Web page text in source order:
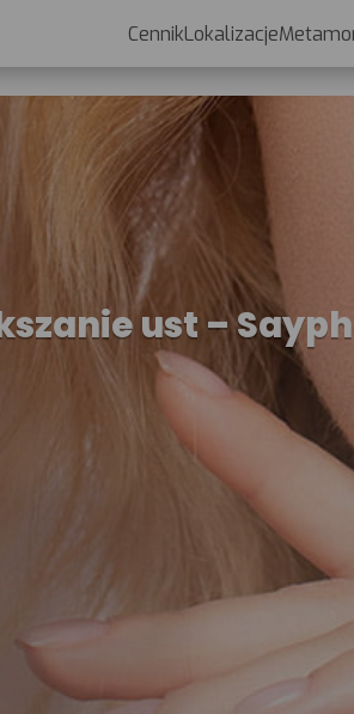
CennikLokalizacje
Cennik
Lokalizacje
Metamorfozy
Nasi
Umów
ust –